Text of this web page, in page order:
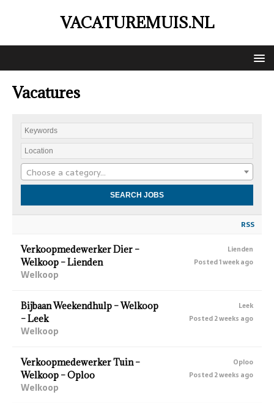
VACATUREMUIS.NL
Vacatures
Choose a category…
RSS
Verkoopmedewerker Dier –
Welkoop – Lienden
Welkoop
Lienden
Posted 1 week ago
Bijbaan Weekendhulp – Welkoop
– Leek
Welkoop
Leek
Posted 2 weeks ago
Verkoopmedewerker Tuin –
Welkoop – Oploo
Welkoop
Oploo
Posted 2 weeks ago